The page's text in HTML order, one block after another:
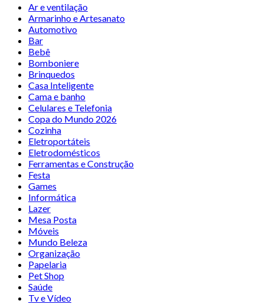
Ar e ventilação
Armarinho e Artesanato
Automotivo
Bar
Bebê
Bomboniere
Brinquedos
Casa Inteligente
Cama e banho
Celulares e Telefonia
Copa do Mundo 2026
Cozinha
Eletroportáteis
Eletrodomésticos
Ferramentas e Construção
Festa
Games
Informática
Lazer
Mesa Posta
Móveis
Mundo Beleza
Organização
Papelaria
Pet Shop
Saúde
Tv e Vídeo